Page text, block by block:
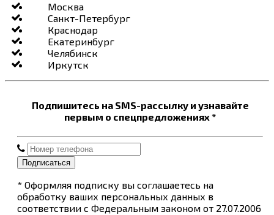
Москва
Санкт-Петербург
Краснодар
Екатеринбург
Челябинск
Иркутск
Подпишитесь на SMS-рассылку и узнавайте
первым о спецпредложениях *
Подписаться
* Оформляя подписку вы соглашаетесь на
обработку ваших персональных данных в
соответствии с Федеральным законом от 27.07.2006